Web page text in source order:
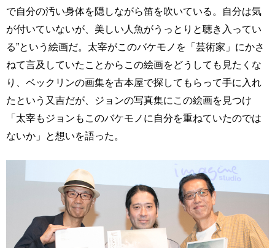
で自分の汚い身体を隠しながら笛を吹いている。自分は気
が付いていないが、美しい人魚がうっとりと聴き入ってい
る”という絵画だ。太宰がこのバケモノを「芸術家」にかさ
ねて言及していたことからこの絵画をどうしても見たくな
り、ベックリンの画集を古本屋で探してもらって手に入れ
たという又吉だが、ジョンの写真集にこの絵画を見つけ
「太宰もジョンもこのバケモノに自分を重ねていたのでは
ないか」と想いを語った。